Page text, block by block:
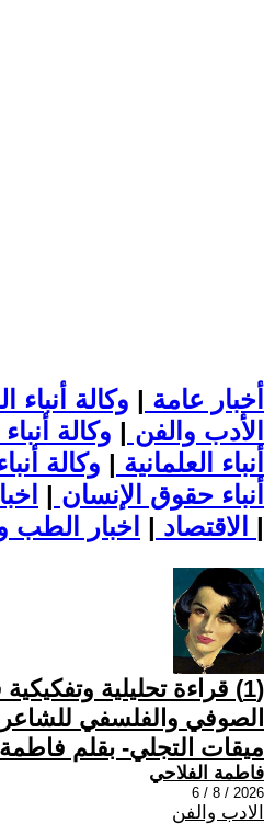
أخبار عامة | وكالة أنباء
الأدب والفن | وكالة
أنباء العلمانية | وكالة
أنباء حقوق الإنسان |
الاقتصاد | |
(1) قراءة تحليلية
الصوفي والفلسفي
ميقات التجلي- بقلم
فاطمة الفلاحي
2026 / 8 / 6
الادب والفن